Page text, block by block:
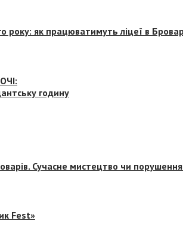
року: як працюватимуть ліцеї в
годину
Сучасне мистецтво чи
Fest»